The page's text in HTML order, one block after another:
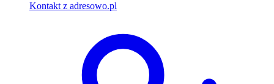
Kontakt z adresowo.pl